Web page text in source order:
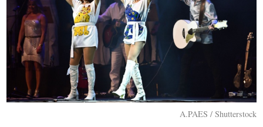
A.PAES / Shutterstock